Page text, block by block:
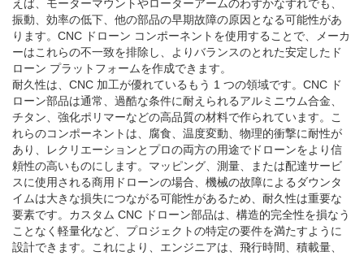
えば、モーターマウントやローターアームのわずかなずれでも、
振動、効率の低下、他の部品の早期故障の原因となる可能性があ
ります。CNC ドローン コンポーネントを使用することで、メーカ
ーはこれらの不一致を排除し、よりバランスのとれた安定したド
ローン プラットフォームを作成できます。
耐久性は、CNC 加工が優れているもう 1 つの領域です。CNC ド
ローン部品は通常、過酷な条件に耐えられるアルミニウム合金、
チタン、強化ポリマーなどの高品質の材料で作られています。こ
れらのコンポーネントは、腐食、温度変動、物理的衝撃に耐性が
あり、レクリエーションとプロの両方の用途でドローンをより信
頼性の高いものにします。マッピング、測量、または配達サービ
スに使用される商用ドローンの場合、機械の故障によるダウンタ
イムは大きな損失につながる可能性があるため、耐久性は重要な
要素です。カスタム CNC ドローン部品は、構造的完全性を損なう
ことなく軽量化など、プロジェクトの特定の要件を満たすように
設計できます。これにより、エンジニアは、飛行時間、積載量、